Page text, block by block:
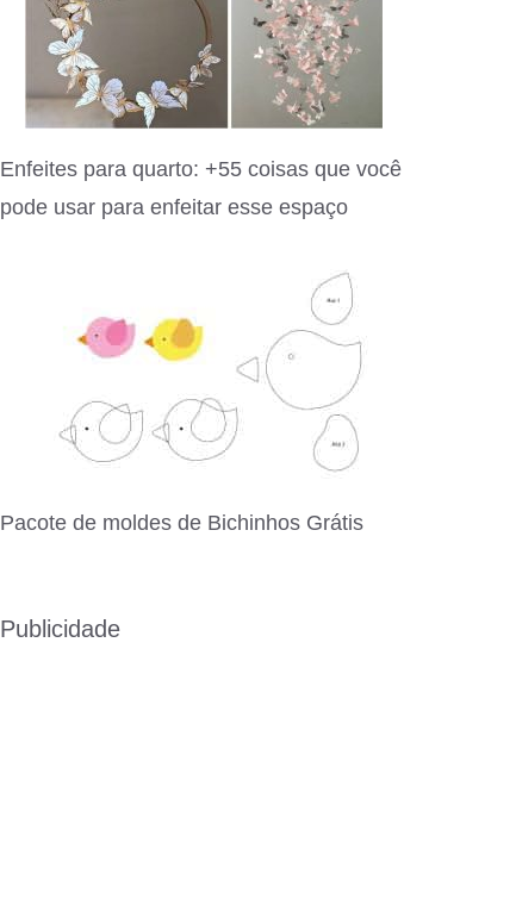
Enfeites para quarto: +55 coisas que você
pode usar para enfeitar esse espaço
Pacote de moldes de Bichinhos Grátis
Publicidade